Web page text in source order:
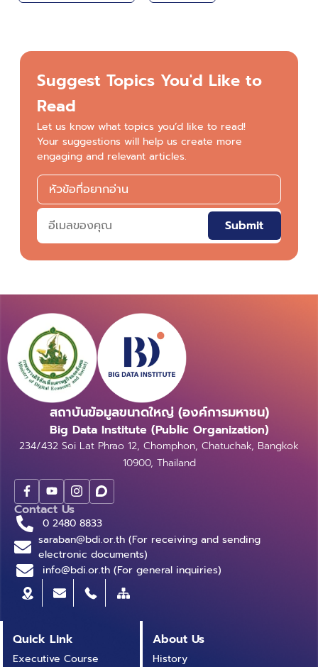
Suggest Topics You'd Like to
Read
Let us know what topics you’d like to read!
Your suggestions will help us create more
engaging and relevant articles.
Submit
สถาบันข้อมูลขนาดใหญ่ (องค์การมหาชน)
Big Data Institute (Public Organization)
234/432 Soi Lat Phrao 12, Chomphon, Chatuchak, Bangkok
10900, Thailand
Contact Us
0 2480 8833
saraban@bdi.or.th (For receiving and sending
electronic documents)
info@bdi.or.th (For general inquiries)
Quick Link
Executive Course
About Us
History